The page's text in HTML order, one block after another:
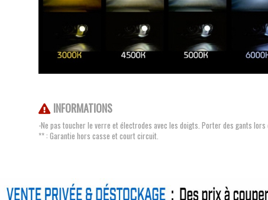
INFORMATIONS
-Ne pas toucher le verre et électrodes avec les doigts. Porter des gants
** : Garantie hors casse et court circuit.